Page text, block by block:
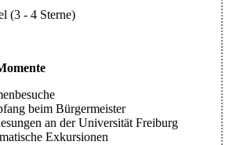
(3 - 4 Sterne)
beim Bürgermeister
an der Universität Freiburg
Exkursionen